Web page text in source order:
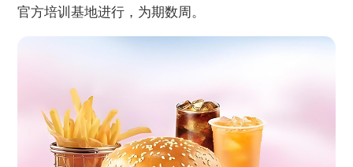
官方培训基地进行，为期数周。